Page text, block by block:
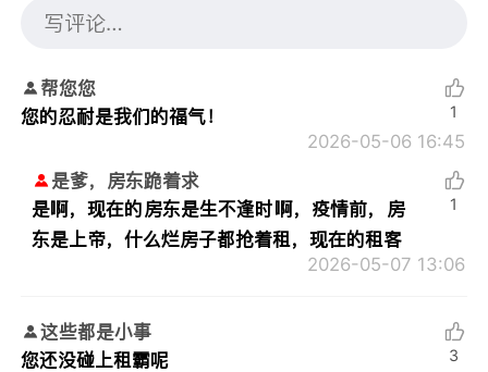
帮您您
您的忍耐是我们的福气！
2026-05-06 16:45
1
是爹，房东跪着求
是啊，现在的房东是生不逢时啊，疫情前，房
东是上帝，什么烂房子都抢着租，现在的租客
2026-05-07 13:06
1
这些都是小事
您还没碰上租霸呢
3